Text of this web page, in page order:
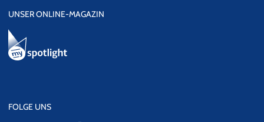
UNSER ONLINE-MAGAZIN
FOLGE UNS